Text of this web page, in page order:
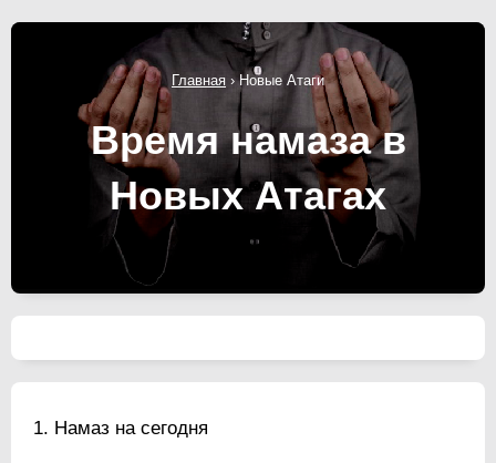
Главная ›Новые Атаги
Время намаза в
Новых Атагах
Намаз на сегодня